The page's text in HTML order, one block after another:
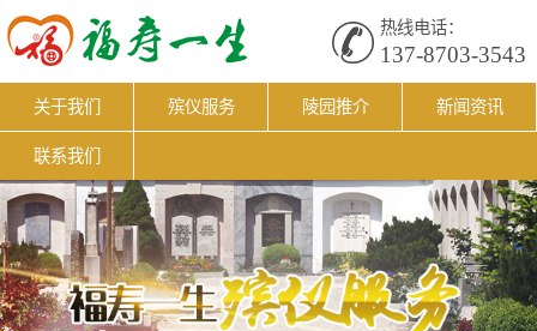
热线电话：
137-8703-3543
关于我们 殡仪服务 陵园推介 新闻资讯
联系我们